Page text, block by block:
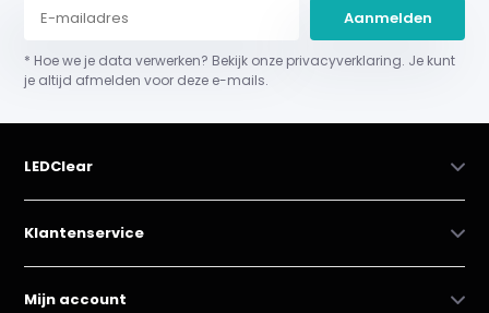
Aanmelden
* Hoe we je data verwerken? Bekijk onze privacyverklaring. Je kunt
je altijd afmelden voor deze e-mails.
LEDClear
Klantenservice
Mijn account